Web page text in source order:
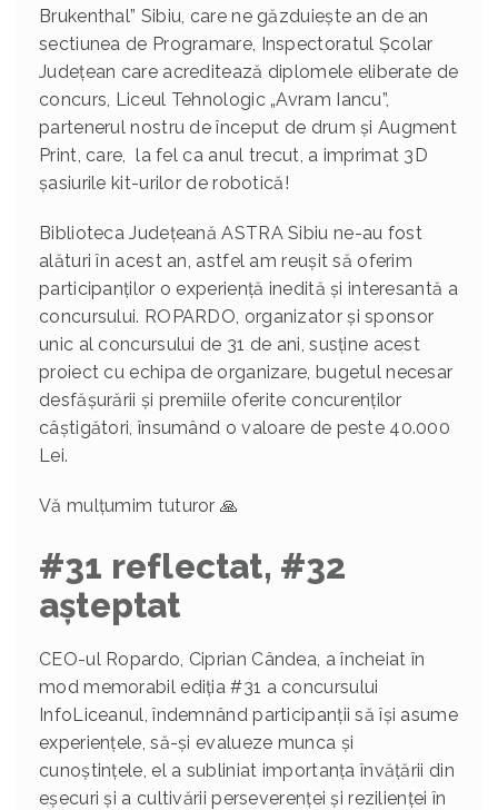
Brukenthal” Sibiu, care ne găzduiește an de an
sectiunea de Programare, Inspectoratul Școlar
Județean care acreditează diplomele eliberate de
concurs, Liceul Tehnologic „Avram Iancu”,
partenerul nostru de început de drum și Augment
Print, care, la fel ca anul trecut, a imprimat 3D
șasiurile kit-urilor de robotică!
Biblioteca Județeană ASTRA Sibiu ne-au fost
alături în acest an, astfel am reușit să oferim
participanților o experiență inedită și interesantă a
concursului. ROPARDO, organizator și sponsor
unic al concursului de 31 de ani, susține acest
proiect cu echipa de organizare, bugetul necesar
desfășurării și premiile oferite concurenților
câștigători, însumând o valoare de peste 40.000
Lei.
Vă mulțumim tuturor 🙏
#31 reflectat, #32
așteptat
CEO-ul Ropardo, Ciprian Cândea, a încheiat în
mod memorabil ediția #31 a concursului
InfoLiceanul, îndemnând participanții să își asume
experiențele, să-și evalueze munca și
cunoștințele, el a subliniat importanța învățării din
eșecuri și a cultivării perseverenței și rezilienței în